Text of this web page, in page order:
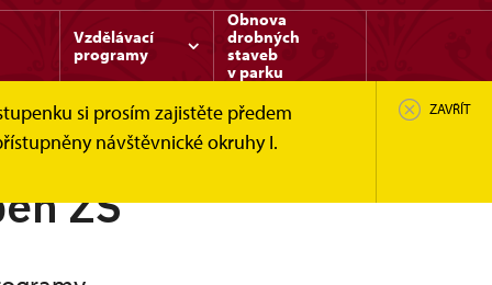
Vzdělávací
programy
Obnova
drobných
staveb
v parku
si prosím zajistěte předem
návštěvnické okruhy I.
ZAVŘÍT
ZŠ